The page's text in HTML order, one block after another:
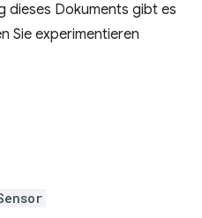
dieses Dokuments gibt es
Sie experimentieren